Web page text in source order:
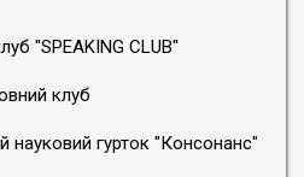
"SPEAKING CLUB"
клуб
науковий гурток "Консонанс"